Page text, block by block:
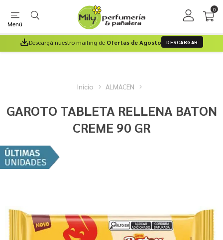
Menú
0
Descargá nuestro mailing de Ofertas de Agosto DESCARGAR
Inicio ALMACEN
GAROTO TABLETA RELLENA BATON
CREME 90 GR